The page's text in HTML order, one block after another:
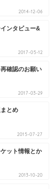
2014-12-06
ンタビュー&
2017-05-12
確認のお願い
2017-03-29
とめ
2015-07-27
ット情報とか
2013-10-20